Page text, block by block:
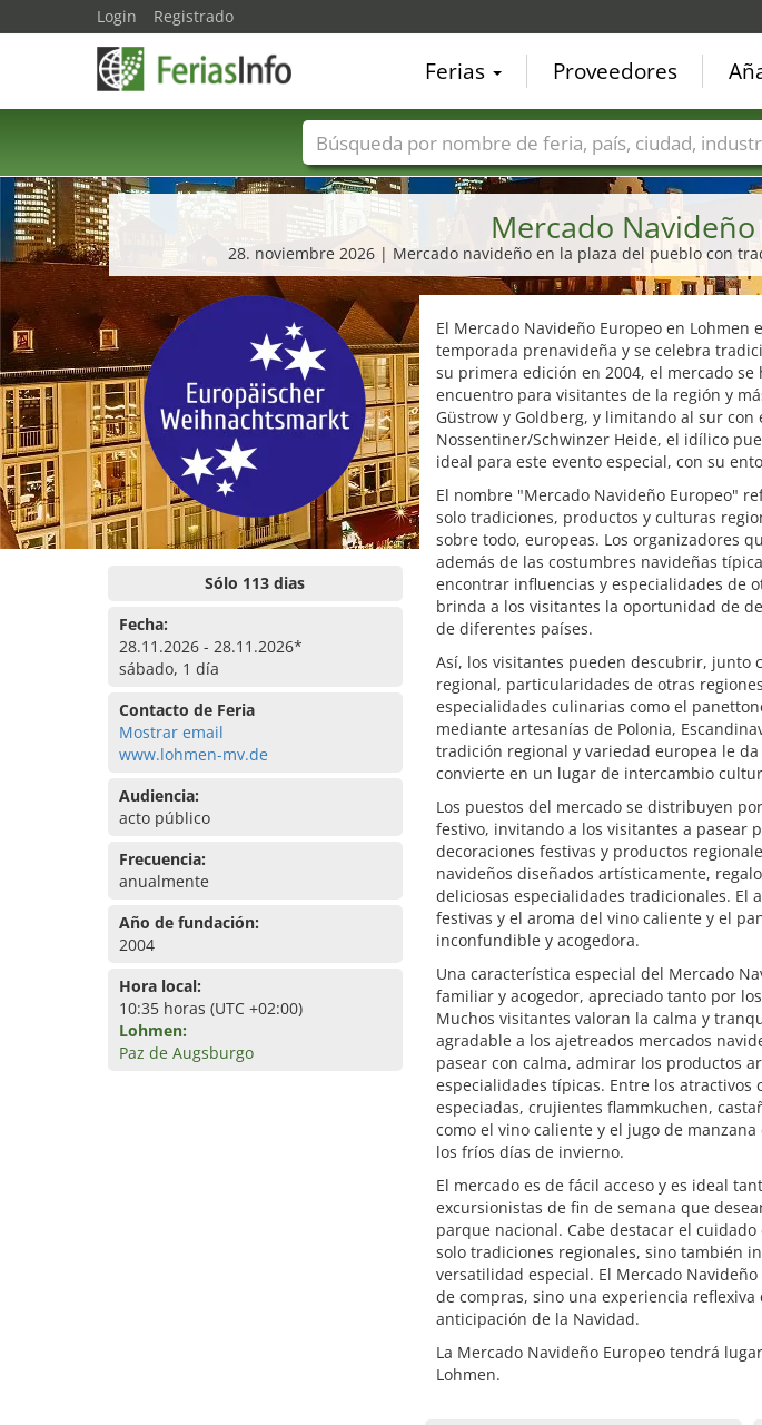
Mercado
28. noviembre 2026 | Mercado navideño en la plaza del pueblo con
Sólo 113 dias
Fecha:
28.11.2026 - 28.11.2026*
sábado, 1 día
Contacto de Feria
Mostrar email
www.lohmen-mv.de
Audiencia:
acto público
Frecuencia:
anualmente
Año de fundación:
2004
Hora local:
10:35 horas (UTC +02:00)
Lohmen:
Paz de Augsburgo
El Mercado Navideño Europeo en Lohmen
temporada prenavideña y se celebra
su primera edición en 2004, el mercado
encuentro para visitantes de la región y
Güstrow y Goldberg, y limitando al sur con
Nossentiner/Schwinzer Heide, el idílico
ideal para este evento especial, con su
El nombre "Mercado Navideño Europeo"
solo tradiciones, productos y culturas
sobre todo, europeas. Los organizadores
además de las costumbres navideñas
encontrar influencias y especialidades de
brinda a los visitantes la oportunidad de
de diferentes países.
Así, los visitantes pueden descubrir, junto
regional, particularidades de otras
especialidades culinarias como el
mediante artesanías de Polonia,
tradición regional y variedad europea le
convierte en un lugar de intercambio
Los puestos del mercado se distribuyen
festivo, invitando a los visitantes a pasear
decoraciones festivas y productos
navideños diseñados artísticamente,
deliciosas especialidades tradicionales. El
festivas y el aroma del vino caliente y el
inconfundible y acogedora.
Una característica especial del Mercado
familiar y acogedor, apreciado tanto por
Muchos visitantes valoran la calma y
agradable a los ajetreados mercados
pasear con calma, admirar los productos
especialidades típicas. Entre los atractivos
especiadas, crujientes flammkuchen,
como el vino caliente y el jugo de
los fríos días de invierno.
El mercado es de fácil acceso y es ideal
excursionistas de fin de semana que
parque nacional. Cabe destacar el
solo tradiciones regionales, sino también
versatilidad especial. El Mercado
de compras, sino una experiencia
anticipación de la Navidad.
La Mercado Navideño Europeo tendrá
Lohmen.
Login Registrado
Ferias Proveedores
Nombres de ferias Países Ciudades